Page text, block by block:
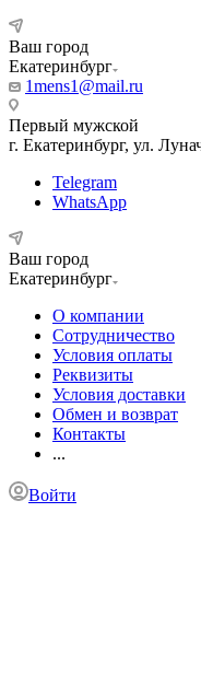
Ваш город
Екатеринбург
1mens1@mail.ru
Первый мужской
г. Екатеринбург, ул.
Telegram
WhatsApp
Ваш город
Екатеринбург
О компании
Сотрудничество
Условия оплаты
Реквизиты
Условия доставки
Обмен и возврат
Контакты
...
Войти